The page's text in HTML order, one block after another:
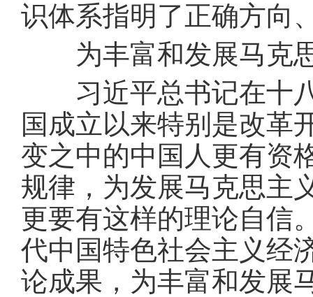
识体系指明了正确方向
为丰富和发展马克思
习近平总书记在十八
国成立以来特别是改革
变之中的中国人更有资
规律，为发展马克思主
更要有这样的理论自信
代中国特色社会主义经
论成果，为丰富和发展